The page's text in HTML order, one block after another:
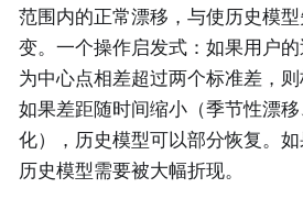
范围内的正常漂移，与使历史模
变。一个操作启发式：如果用户
为中心点相差超过两个标准差，则
如果差距随时间缩小（季节性漂
化），历史模型可以部分恢复。如
历史模型需要被大幅折现。